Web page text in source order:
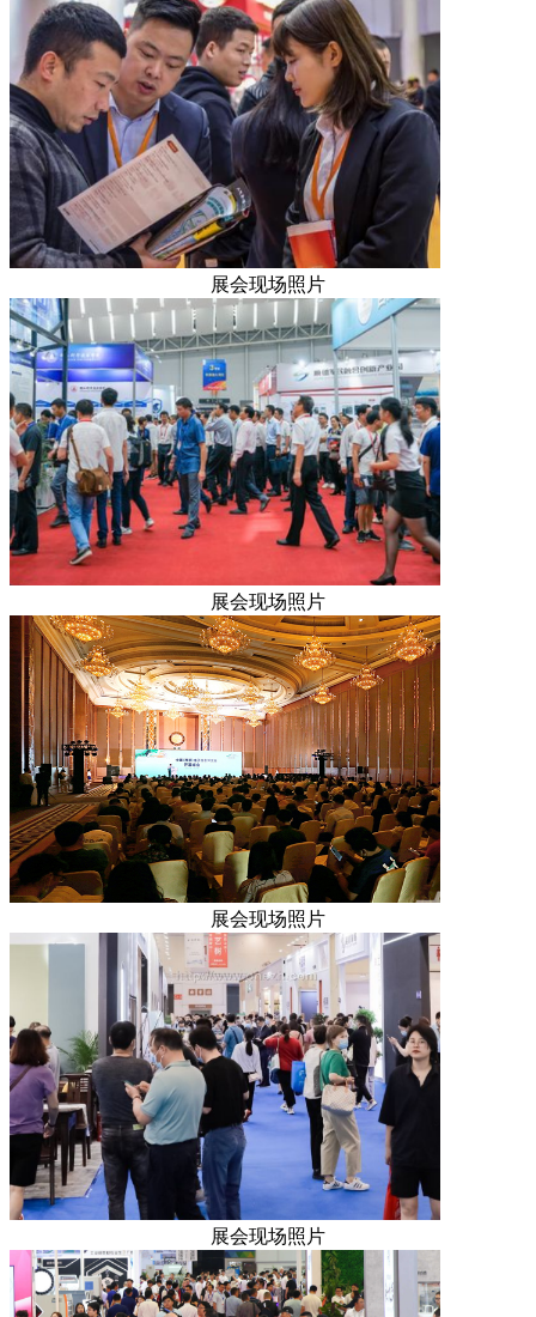
展会现场照片
展会现场照片
展会现场照片
展会现场照片